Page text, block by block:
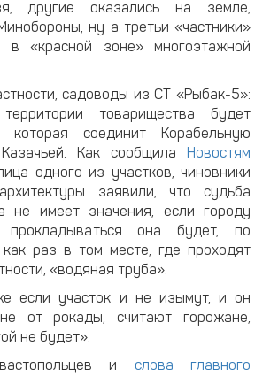
другие оказались на земле,
ну а третьи «частники»
в «красной зоне» многоэтажной
садоводы из СТ «Рыбак-5»:
товарищества будет
которая соединит Корабельную
Как сообщила
Новостям
одного из участков, чиновники
заявили, что судьба
не имеет значения, если городу
она будет, по
раз в том месте, где проходят
«водяная труба».
если участок и не изымут, и он
от рокады, считают горожане,
не будет».
и слова главного